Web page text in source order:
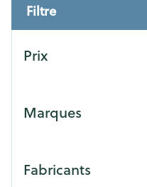
Filtre
Prix
Marques
Fabricants